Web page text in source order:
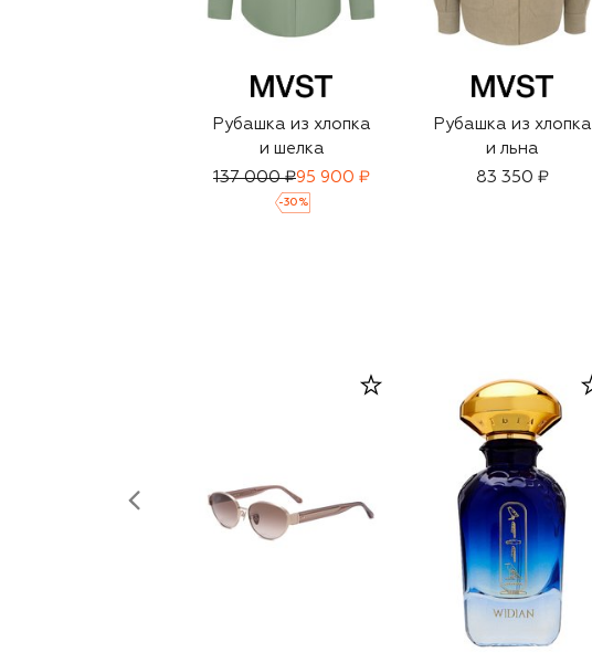
Рубашка из хлопка
и шелка
137 000 ₽95 900 ₽
-30 %
Рубашка из хлопка
и льна
83 350 ₽